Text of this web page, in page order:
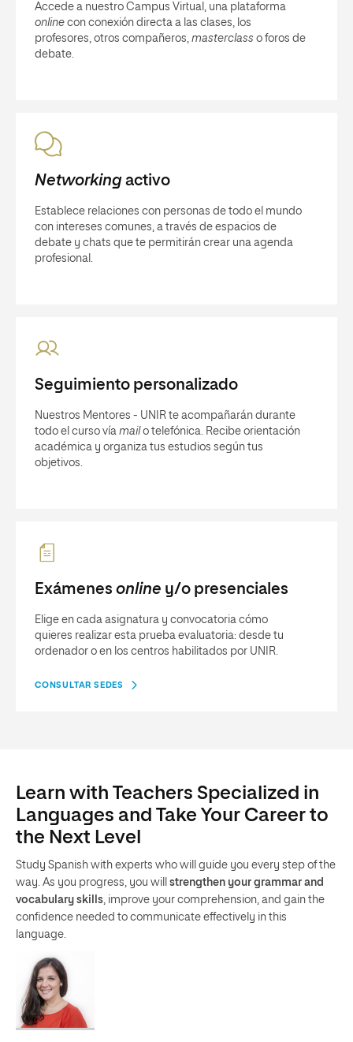
Accede a nuestro Campus Virtual, una plataforma
online con conexión directa a las clases, los
profesores, otros compañeros, masterclass o foros de
debate.
Networkingactivo
Establece relaciones con personas de todo el mundo
con intereses comunes, a través de espacios de
debate y chats que te permitirán crear una agenda
profesional.
Seguimiento personalizado
Nuestros Mentores - UNIR te acompañarán durante
todo el curso vía mail o telefónica. Recibe orientación
académica y organiza tus estudios según tus
objetivos.
Exámenes online y/o presenciales
Elige en cada asignatura y convocatoria cómo
quieres realizar esta prueba evaluatoria: desde tu
ordenador o en los centros habilitados por UNIR.
CONSULTAR SEDES
Learn with Teachers Specialized in
Languages and Take Your Career to
the Next Level
Study Spanish with experts who will guide you every step of the
way. As you progress, you will strengthen your grammar and
vocabulary skills, improve your comprehension, and gain the
confidence needed to communicate effectively in this
language.